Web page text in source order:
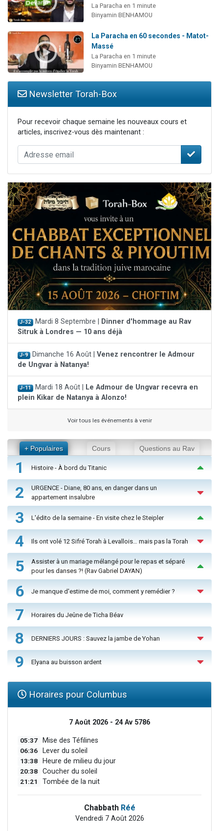
La Paracha en 1 minute
Binyamin BENHAMOU
La Paracha en 60 secondes - Matot-
Massé
La Paracha en 1 minute
Binyamin BENHAMOU
Newsletter Torah-Box
Pour recevoir chaque semaine les nouveaux cours et
articles, inscrivez-vous dès maintenant :
J-32 Mardi 8 Septembre |
Dinner d'hommage au Rav
Sitruk à Londres — 10 ans déjà
J-9 Dimanche 16 Août | Venez rencontrer le Admour
de Ungvar à Natanya!
J-11 Mardi 18 Août |
Le Admour de Ungvar recevra en
plein Kikar de Natanya à Alonzo!
Voir tous les événements à venir
+ Populaires Cours Questions au Rav
1 Histoire - À bord du Titanic
2
URGENCE - Diane, 80 ans, en danger dans un
appartement insalubre
3 L'édito de la semaine - En visite chez le Steipler
4 Ils ont volé 12 Sifré Torah à Levallois… mais pas la Torah
5
Assister à un mariage mélangé pour le repas et séparé
pour les danses ?! (Rav Gabriel DAYAN)
6 Je manque d'estime de moi, comment y remédier ?
7 Horaires du Jeûne de Ticha Béav
8 DERNIERS JOURS : Sauvez la jambe de Yohan
9 Elyana au buisson ardent
Horaires pour Columbus
7 Août 2026 - 24 Av 5786
05:37 Mise des Téfilines
06:36 Lever du soleil
13:38 Heure de milieu du jour
20:38 Coucher du soleil
21:21 Tombée de la nuit
Chabbath Réé
Vendredi 7 Août 2026